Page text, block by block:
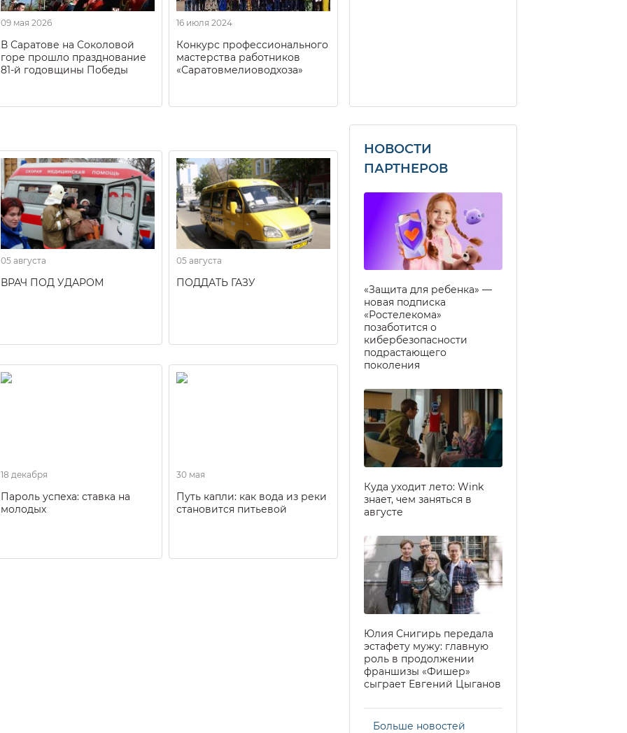
09 мая 2026
В Саратове на Соколовой
горе прошло празднование
81-й годовщины Победы
16 июля 2024
Конкурс профессионального
мастерства работников
«Саратовмелиоводхоза»
05 августа
ВРАЧ ПОД УДАРОМ
05 августа
ПОДДАТЬ ГАЗУ
18 декабря
Пароль успеха: ставка на
молодых
30 мая
Путь капли: как вода из реки
становится питьевой
НОВОСТИ
ПАРТНЕРОВ
«Защита для ребенка» —
новая подписка
«Ростелекома»
позаботится о
кибербезопасности
подрастающего
поколения
Куда уходит лето: Wink
знает, чем заняться в
августе
Юлия Снигирь передала
эстафету мужу: главную
роль в продолжении
франшизы «Фишер»
сыграет Евгений Цыганов
Больше новостей